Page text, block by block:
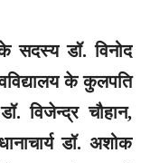
सदस्य डॉ. विनोद
के कुलपति
विजेन्द्र चौहान,
डॉ. अशोक